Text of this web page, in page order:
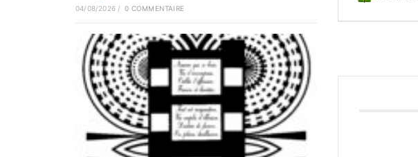
04/08/2026 / 0 COMMENTAIRE